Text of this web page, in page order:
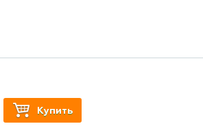
Купить